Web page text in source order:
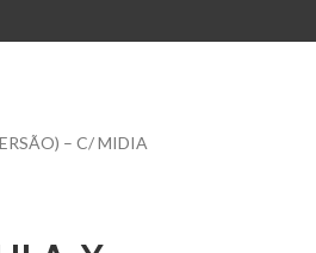
– C/ MIDIA